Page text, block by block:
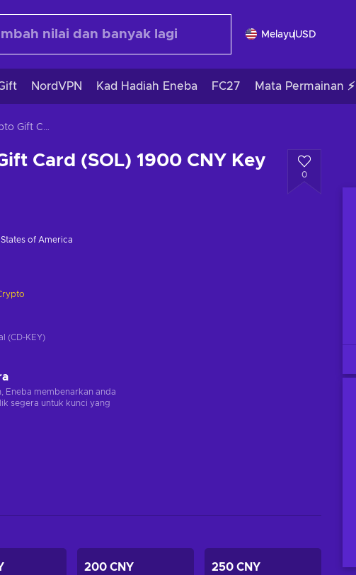
MelayuUSD
NordVPN Kad Hadiah Eneba FC27 Mata Permainan ⚡
Gift Me Crypto Gift Card (SOL) 1900 CNY Key GLOBAL
Card (SOL) 1900 CNY Key
0
of America
(CD-KEY)
Eneba membenarkan anda
segera untuk kunci yang
200 CNY 250 CNY